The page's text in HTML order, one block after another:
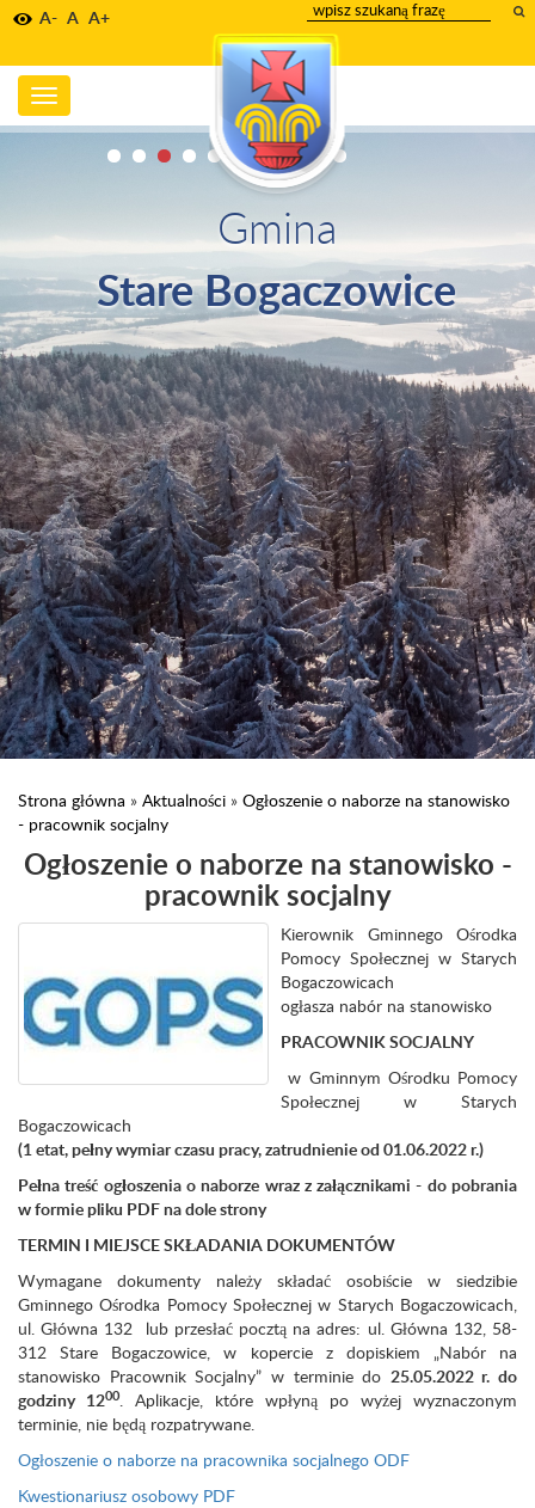
A- A A+
wpisz
szukany
tekst
Toggle
navigation
Gmina
Stare Bogaczowice
Strona główna » Aktualności » Ogłoszenie o naborze na stanowisko
- pracownik socjalny
Ogłoszenie o naborze na stanowisko -
pracownik socjalny
Kierownik Gminnego Ośrodka
Pomocy Społecznej w Starych
Bogaczowicach
ogłasza nabór na stanowisko
PRACOWNIK SOCJALNY
w Gminnym Ośrodku Pomocy
Społecznej w Starych
Bogaczowicach
(1 etat, pełny wymiar czasu pracy, zatrudnienie od 01.06.2022 r.)
Pełna treść ogłoszenia o naborze wraz z załącznikami - do pobrania
w formie pliku PDF na dole strony
TERMIN I MIEJSCE SKŁADANIA DOKUMENTÓW
Wymagane dokumenty należy składać osobiście w siedzibie
Gminnego Ośrodka Pomocy Społecznej w Starych Bogaczowicach,
ul. Główna 132 lub przesłać pocztą na adres: ul. Główna 132, 58-
312 Stare Bogaczowice, w kopercie z dopiskiem „Nabór na
stanowisko Pracownik Socjalny” w terminie do 25.05.2022 r. do
godziny 1200. Aplikacje, które wpłyną po wyżej wyznaczonym
terminie, nie będą rozpatrywane.
Ogłoszenie o naborze na pracownika socjalnego ODF
Kwestionariusz osobowy PDF